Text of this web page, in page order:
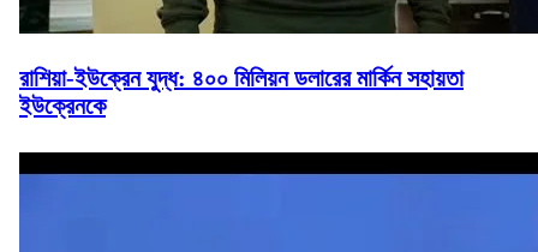
রাশিয়া-ইউক্রেন যুদ্ধ: ৪০০ মিলিয়ন ডলারের মার্কিন সহায়তা
ইউক্রেনকে